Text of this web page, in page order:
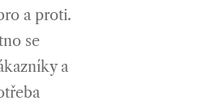
a proti.
se
a